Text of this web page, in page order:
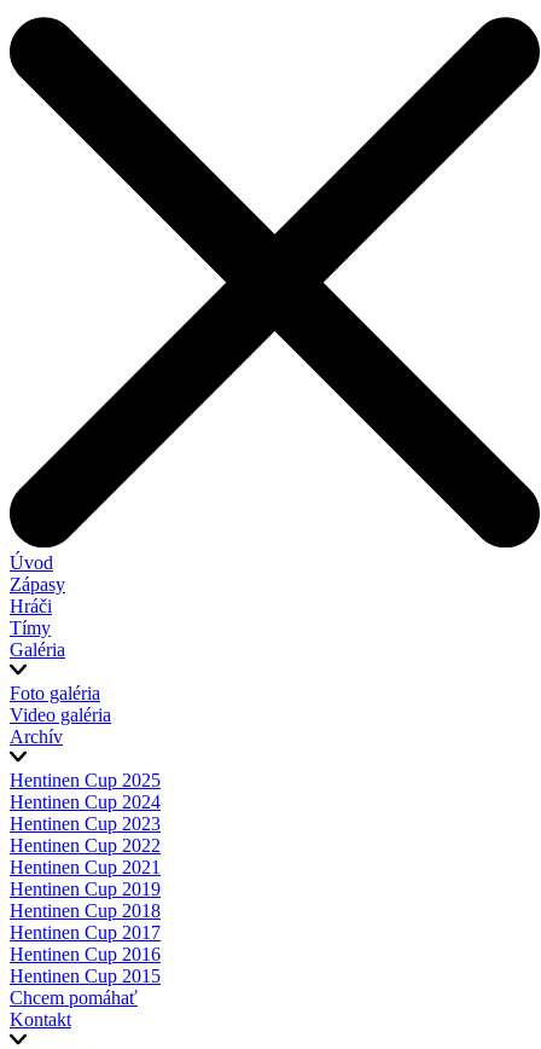
Úvod
Zápasy
Hráči
Tímy
Galéria
Foto galéria
Video galéria
Archív
Hentinen Cup 2025
Hentinen Cup 2024
Hentinen Cup 2023
Hentinen Cup 2022
Hentinen Cup 2021
Hentinen Cup 2019
Hentinen Cup 2018
Hentinen Cup 2017
Hentinen Cup 2016
Hentinen Cup 2015
Chcem pomáhať
Kontakt